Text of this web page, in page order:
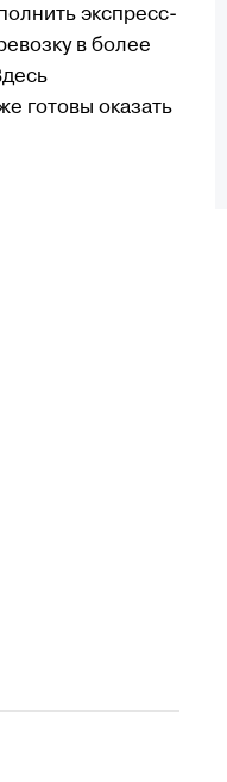
экспресс-
в более
готовы оказать
iCustomsLogistics